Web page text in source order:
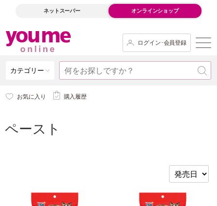
ネットスーパー オンラインショップ
ログイン･会員登録
カテゴリー
お気に入り 購入履歴
ペースト